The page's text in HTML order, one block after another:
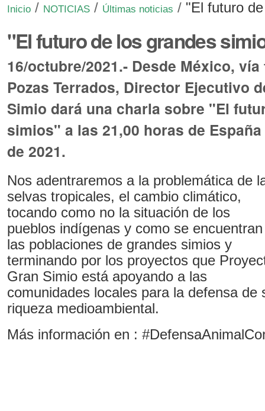
Inicio / NOTICIAS / Últimas noticias / "El futuro
"El futuro de los grandes
16/octubre/2021.- Desde México,
Pozas Terrados, Director Ejecutivo
Simio dará una charla sobre "El
simios" a las 21,00 horas de
de 2021.
Nos adentraremos a la problemática de
selvas tropicales, el cambio climático,
tocando como no la situación de los
pueblos indígenas y como se encuentran
las poblaciones de grandes simios y
terminando por los proyectos que
Gran Simio está apoyando a las
comunidades locales para la defensa de
riqueza medioambiental.
Más información en :